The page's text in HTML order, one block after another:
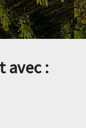
avec :